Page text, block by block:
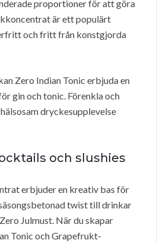
proportioner för att göra
är ett populärt
och fritt från konstgjorda
Zero Indian Tonic erbjuda en
gin och tonic. Förenkla och
dryckesupplevelse
och slushies
erbjuder en kreativ bas för
twist till drinkar
Julmust. När du skapar
Tonic och Grapefrukt-